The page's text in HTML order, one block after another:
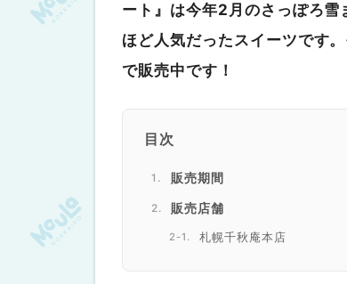
ート』は今年2月のさっぽろ
ほど人気だったスイーツです
で販売中です！
目次
販売期間
販売店舗
札幌千秋庵本店